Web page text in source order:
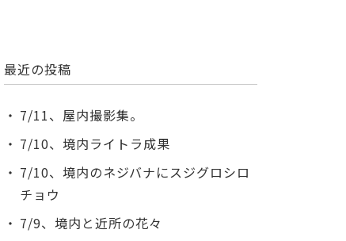
最近の投稿
7/11、屋内撮影集。
7/10、境内ライトラ成果
7/10、境内のネジバナにスジグロシロ
チョウ
7/9、境内と近所の花々